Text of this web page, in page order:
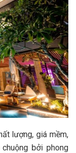
lượng, giá mềm,
bởi phong